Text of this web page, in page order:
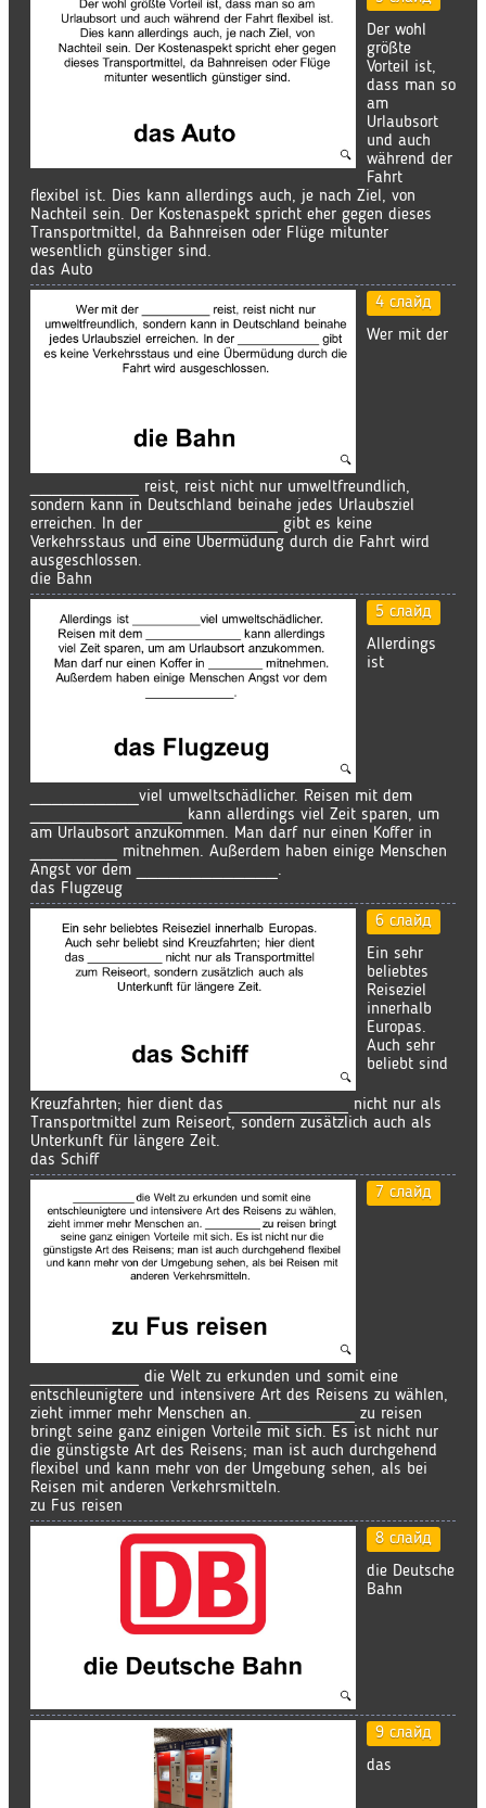
Der wohl
größte
Vorteil ist,
dass man so
am
Urlaubsort
und auch
während der
Fahrt
flexibel ist. Dies kann allerdings auch, je nach Ziel, von
Nachteil sein. Der Kostenaspekt spricht eher gegen dieses
Transportmittel, da Bahnreisen oder Flüge mitunter
wesentlich günstiger sind.
das Auto
4 слайд
Wer mit der
__________ reist, reist nicht nur umweltfreundlich,
sondern kann in Deutschland beinahe jedes Urlaubsziel
erreichen. In der ____________ gibt es keine
Verkehrsstaus und eine Übermüdung durch die Fahrt wird
ausgeschlossen.
die Bahn
5 слайд
Allerdings
ist
__________viel umweltschädlicher. Reisen mit dem
______________ kann allerdings viel Zeit sparen, um
am Urlaubsort anzukommen. Man darf nur einen Koffer in
________ mitnehmen. Außerdem haben einige Menschen
Angst vor dem _____________.
das Flugzeug
6 слайд
Ein sehr
beliebtes
Reiseziel
innerhalb
Europas.
Auch sehr
beliebt sind
Kreuzfahrten; hier dient das ___________ nicht nur als
Transportmittel zum Reiseort, sondern zusätzlich auch als
Unterkunft für längere Zeit.
das Schiff
7 слайд
__________ die Welt zu erkunden und somit eine
entschleunigtere und intensivere Art des Reisens zu wählen,
zieht immer mehr Menschen an. _________ zu reisen
bringt seine ganz einigen Vorteile mit sich. Es ist nicht nur
die günstigste Art des Reisens; man ist auch durchgehend
flexibel und kann mehr von der Umgebung sehen, als bei
Reisen mit anderen Verkehrsmitteln.
zu Fus reisen
8 слайд
die Deutsche
Bahn
9 слайд
das